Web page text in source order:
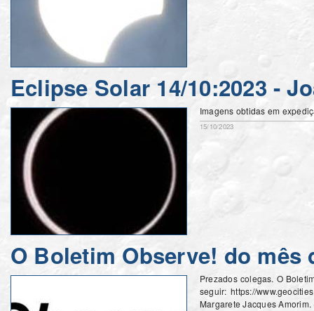
Eclipse Solar 14/10:2023 -
Imagens obtidas em
15/10/2023
O Boletim Observe! do mês
Prezados colegas. O
seguir: https://
Margarete Jacques Amorim.